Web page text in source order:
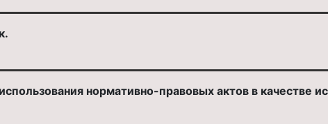
нормативно-правовых актов в качестве